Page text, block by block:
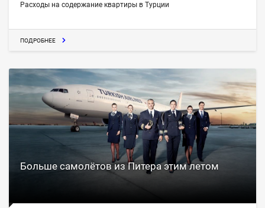
Расходы на содержание квартиры в Турции
ПОДРОБНЕЕ
Больше самолётов из Питера этим летом